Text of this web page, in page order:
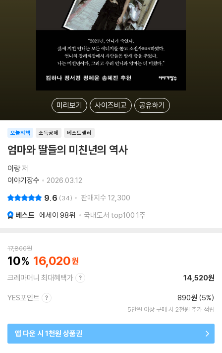
미리보기 사이즈비교 공유하기
소득공제 베스트셀러
오늘의책
엄마와 딸들의 미친년의 역사
이랑저
이야기장수
2026.03.12.
9.6 34 판매지수 12,300
베스트 에세이 98위 국내도서 top100 1주
17,800원
10 16,020
크레마머니 최대혜택가 14,520원
YES포인트 890원 (5%)
5만원 이상 구매 시 2천원 추가 적립
앱 다운 시 1천원 상품권